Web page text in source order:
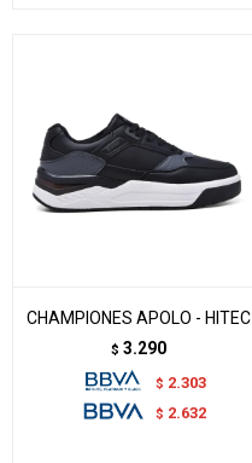
CHAMPIONES APOLO - HITEC
$ 3.290
$ 2.303
$ 2.632